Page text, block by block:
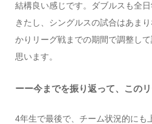
結構良い感じです。ダブルスも全
きたし、シングルスの試合はあま
かりリーグ戦までの期間で調整し
思います。
ーー今までを振り返って、この
4年生で最後で、チーム状況的にも